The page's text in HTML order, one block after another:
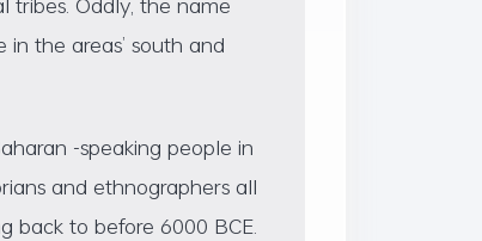
in the areas’ south and
-speaking people in
and ethnographers all
back to before 6000 BCE.